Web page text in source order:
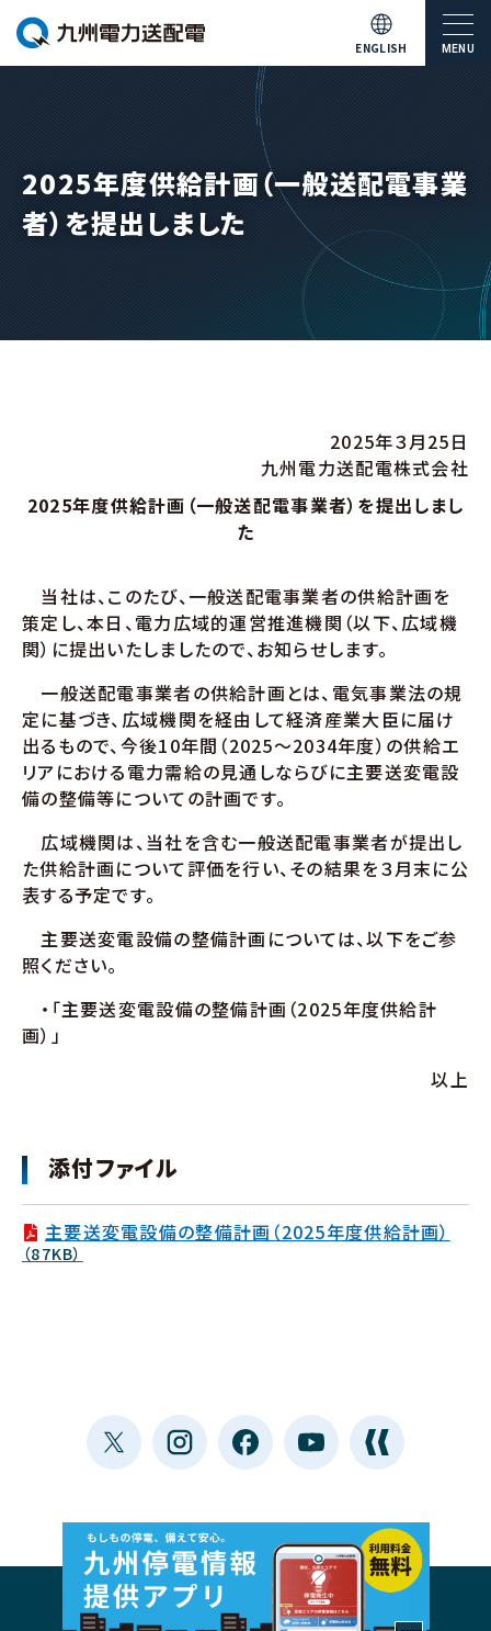
ENGLISH MENU
2025年度供給計画（一般送配電事業
者）を提出しました
2025年３月25日
九州電力送配電株式会社
2025年度供給計画（一般送配電事業者）を提出しまし
た
当社は、このたび、一般送配電事業者の供給計画を
策定し、本日、電力広域的運営推進機関（以下、広域機
関）に提出いたしましたので、お知らせします。
一般送配電事業者の供給計画とは、電気事業法の規
定に基づき、広域機関を経由して経済産業大臣に届け
出るもので、今後10年間（2025～2034年度）の供給エ
リアにおける電力需給の見通しならびに主要送変電設
備の整備等についての計画です。
広域機関は、当社を含む一般送配電事業者が提出し
た供給計画について評価を行い、その結果を３月末に公
表する予定です。
主要送変電設備の整備計画については、以下をご参
照ください。
・「主要送変電設備の整備計画（2025年度供給計
画）」
以上
添付ファイル
主要送変電設備の整備計画（2025年度供給計画）
（87KB）